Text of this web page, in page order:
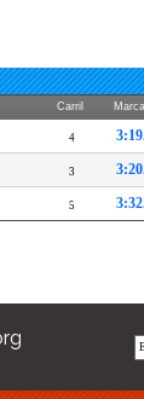
Carril Marca
4
3
5